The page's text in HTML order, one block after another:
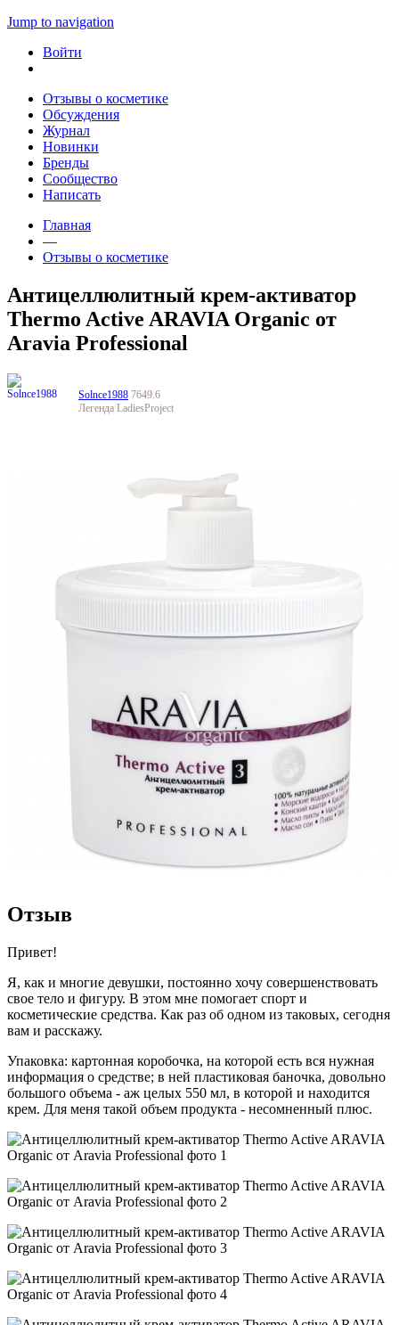
Jump to navigation
Войти
Отзывы о косметике
Обсуждения
Журнал
Новинки
Бренды
Сообщество
Написать
Главная
—
Отзывы о косметике
Антицеллюлитный крем-активатор
Thermo Active ARAVIA Organic от
Aravia Professional
Solnce1988 7649.6
Легенда LadiesProject
Отзыв
Привет!
Я, как и многие девушки, постоянно хочу совершенствовать
свое тело и фигуру. В этом мне помогает спорт и
косметические средства. Как раз об одном из таковых, сегодня
вам и расскажу.
Упаковка: картонная коробочка, на которой есть вся нужная
информация о средстве; в ней пластиковая баночка, довольно
большого объема - аж целых 550 мл, в которой и находится
крем. Для меня такой объем продукта - несомненный плюс.